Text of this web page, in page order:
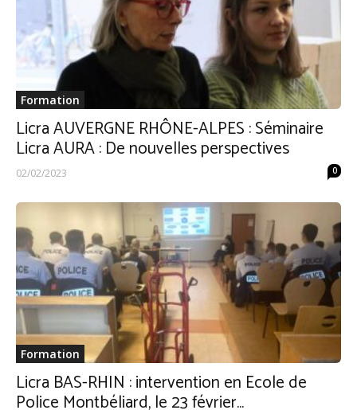
Formation
Licra AUVERGNE RHÔNE-ALPES : Séminaire
Licra AURA : De nouvelles perspectives
02/02/2023 0
Formation
Licra BAS-RHIN : intervention en Ecole de
Police Montbéliard, le 23 février...